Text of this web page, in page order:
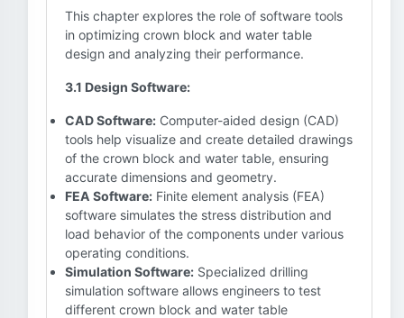
This chapter explores the role of software tools
in optimizing crown block and water table
design and analyzing their performance.
3.1 Design Software:
CAD Software: Computer-aided design (CAD)
tools help visualize and create detailed drawings
of the crown block and water table, ensuring
accurate dimensions and geometry.
FEA Software: Finite element analysis (FEA)
software simulates the stress distribution and
load behavior of the components under various
operating conditions.
Simulation Software: Specialized drilling
simulation software allows engineers to test
different crown block and water table